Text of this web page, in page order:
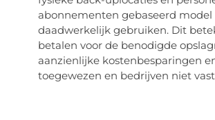
abonnementen gebaseerd model
daadwerkelijk gebruiken. Dit
betalen voor de benodigde
aanzienlijke kostenbesparingen
toegewezen en bedrijven niet